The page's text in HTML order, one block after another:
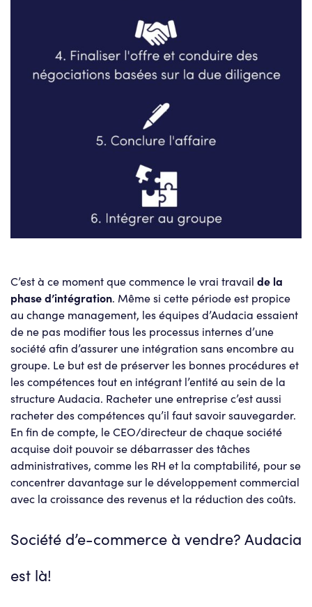
C’est à ce moment que commence le vrai travail de la
phase d’intégration. Même si cette période est propice
au change management, les équipes d’Audacia essaient
de ne pas modifier tous les processus internes d’une
société afin d’assurer une intégration sans encombre au
groupe. Le but est de préserver les bonnes procédures et
les compétences tout en intégrant l’entité au sein de la
structure Audacia. Racheter une entreprise c’est aussi
racheter des compétences qu’il faut savoir sauvegarder.
En fin de compte, le CEO/directeur de chaque société
acquise doit pouvoir se débarrasser des tâches
administratives, comme les RH et la comptabilité, pour se
concentrer davantage sur le développement commercial
avec la croissance des revenus et la réduction des coûts.
Société d’e-commerce à vendre? Audacia
est là!